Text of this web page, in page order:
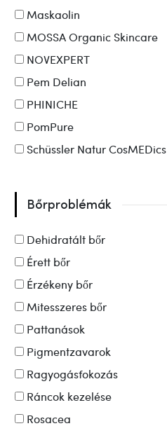
Maskaolin
MOSSA Organic Skincare
NOVEXPERT
Pem Delian
PHINICHE
PomPure
Schüssler Natur CosMEDics
Bőrproblémák
Dehidratált bőr
Érett bőr
Érzékeny bőr
Mitesszeres bőr
Pattanások
Pigmentzavarok
Ragyogásfokozás
Ráncok kezelése
Rosacea